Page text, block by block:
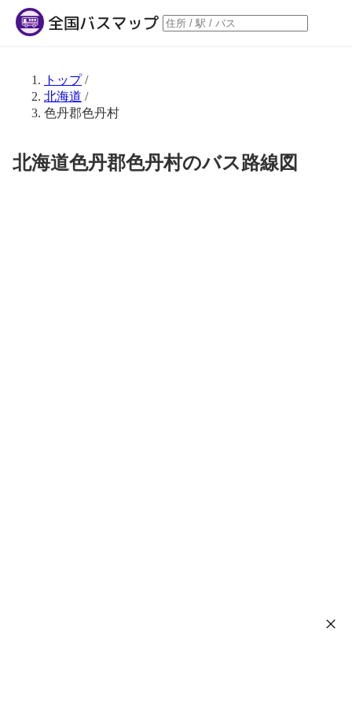
トップ/
北海道 /
色丹郡色丹村
北海道色丹郡色丹村のバス路線図